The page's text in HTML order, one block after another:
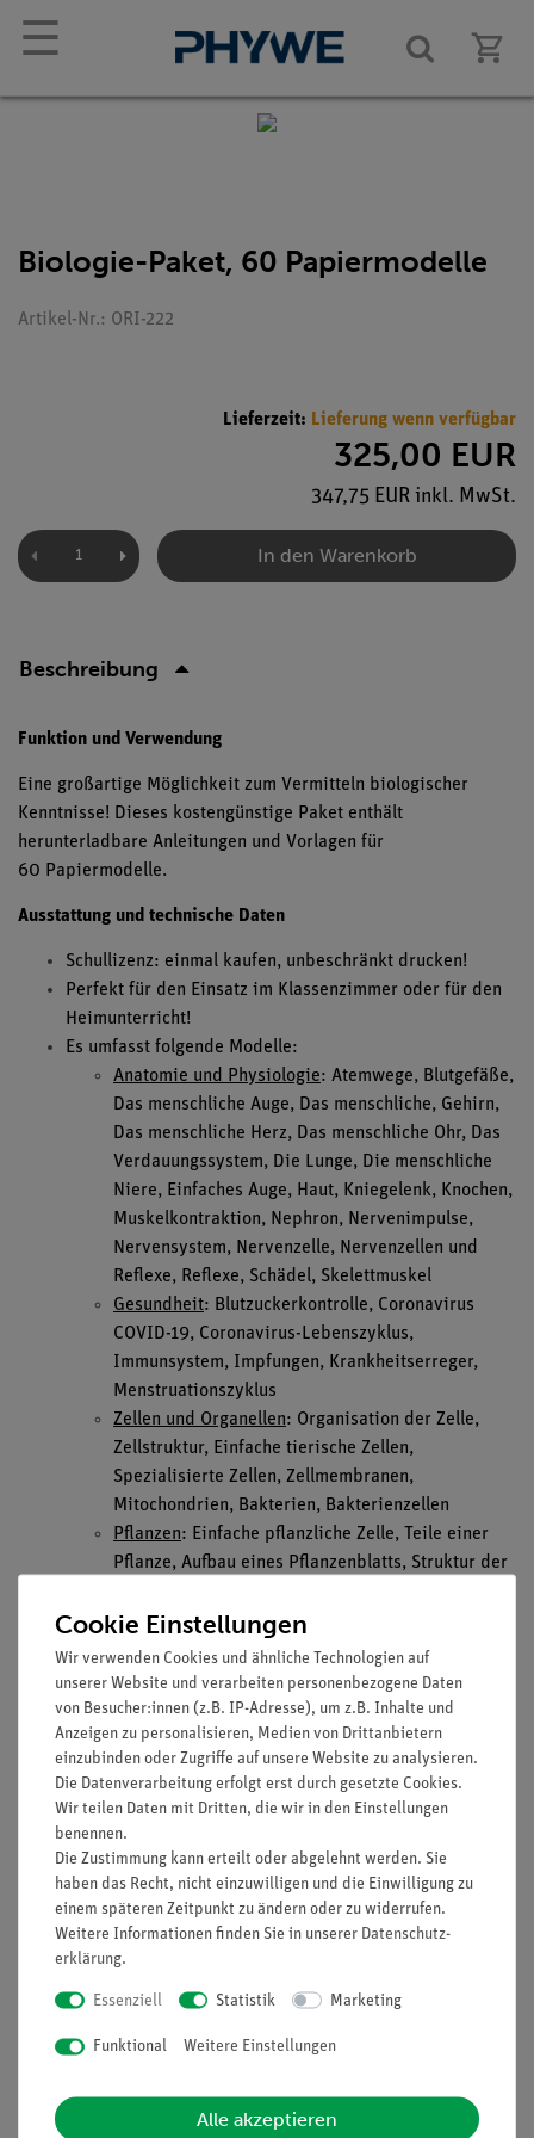
☰
Biologie-Paket, 60 Papiermodelle
Artikel-Nr.: ORI-222
Lieferzeit: Lieferung wenn verfügbar
325,00 EUR
347,75 EUR inkl. MwSt.
In den Warenkorb
Beschreibung
Funktion und Verwendung
Eine großartige Möglichkeit zum Vermitteln biologischer
Kenntnisse! Dieses kostengünstige Paket enthält
herunterladbare Anleitungen und Vorlagen für
60 Papiermodelle.
Ausstattung und technische Daten
Schullizenz: einmal kaufen, unbeschränkt drucken!
Perfekt für den Einsatz im Klassenzimmer oder für den
Heimunterricht!
Es umfasst folgende Modelle:
Anatomie und Physiologie: Atemwege, Blutgefäße,
Das menschliche Auge, Das menschliche, Gehirn,
Das menschliche Herz, Das menschliche Ohr, Das
Verdauungssystem, Die Lunge, Die menschliche
Niere, Einfaches Auge, Haut, Kniegelenk, Knochen,
Muskelkontraktion, Nephron, Nervenimpulse,
Nervensystem, Nervenzelle, Nervenzellen und
Reflexe, Reflexe, Schädel, Skelettmuskel
Gesundheit: Blutzuckerkontrolle, Coronavirus
COVID-19, Coronavirus-Lebenszyklus,
Immunsystem, Impfungen, Krankheitserreger,
Menstruationszyklus
Zellen und Organellen: Organisation der Zelle,
Zellstruktur, Einfache tierische Zellen,
Spezialisierte Zellen, Zellmembranen,
Mitochondrien, Bakterien, Bakterienzellen
Pflanzen: Einfache pflanzliche Zelle, Teile einer
Pflanze, Aufbau eines Pflanzenblatts, Struktur der
Einfache Proteinsynthese, Enzyme, Osmose und
Diffusion
Umwelt : Klimawandel, Wasserkreislauf,
Kohlenstoffkreislauf, Boden, Honigbiene
Genetik und Evolution: Mitose und Zellzyklus,
Meiose, Die Struktur der DNA, Transkription,
Translation und Proteinbiosynthese,
Polymerasekettenreaktion (PCR), CRISPR, Evolve,
Evolution durch natürliche Auslese
Umfasst farbige PowerPoint-Präsentation für den
Unterricht!
Zum Download gehört: Anleitung für den Unterricht,
Vorlagen, PowerPoint-Datei
Außerdem wird benötigt: Papier, Schere, Klebestift
Media / Downloads
Cookie Einstellungen
Wir verwenden Cookies und ähnliche Technologien auf
unserer Website und verarbeiten personenbezogene Daten
von Besucher:innen (z.B. IP-Adresse), um z.B. Inhalte und
Anzeigen zu personalisieren, Medien von Drittanbietern
einzubinden oder Zugriffe auf unsere Website zu analysieren.
Die Datenverarbeitung erfolgt erst durch gesetzte Cookies.
Wir teilen Daten mit Dritten, die wir in den Einstellungen
benennen.
Die Zustimmung kann erteilt oder abgelehnt werden. Sie
haben das Recht, nicht einzuwilligen und die Einwilligung zu
einem späteren Zeitpunkt zu ändern oder zu widerrufen.
Weitere Informationen finden Sie in unserer Daten­schutz­
erklärung.
Essenziell Statistik Marketing
Funktional Weitere Einstellungen
Alle akzeptieren